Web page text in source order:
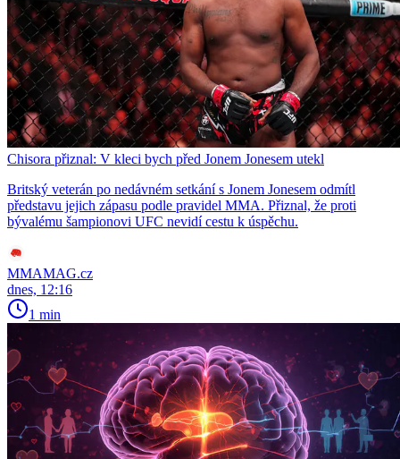
Chisora přiznal: V kleci bych před Jonem Jonesem utekl
Britský veterán po nedávném setkání s Jonem Jonesem odmítl
představu jejich zápasu podle pravidel MMA. Přiznal, že proti
bývalému šampionovi UFC nevidí cestu k úspěchu.
MMAMAG.cz
dnes, 12:16
1 min